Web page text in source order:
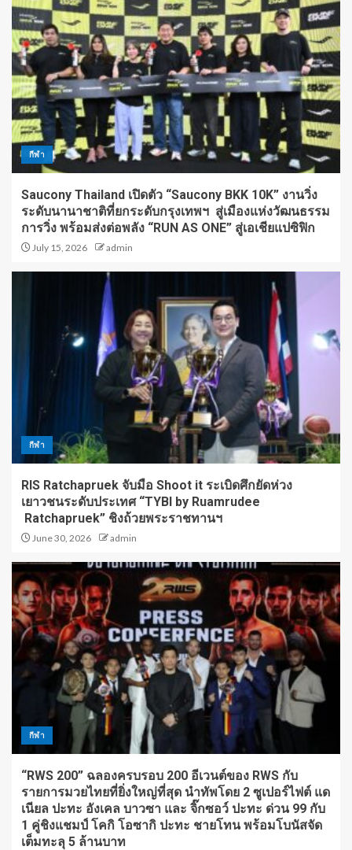
กีฬา
Saucony Thailand เปิดตัว “Saucony BKK 10K” งานวิ่ง
ระดับนานาชาติที่ยกระดับกรุงเทพฯ สู่เมืองแห่งวัฒนธรรม
การวิ่ง พร้อมส่งต่อพลัง “RUN AS ONE” สู่เอเชียแปซิฟิก
July 15, 2026 admin
กีฬา
RIS Ratchapruek จับมือ Shoot it ระเบิดศึกยัดห่วง
เยาวชนระดับประเทศ “TYBI by Ruamrudee
Ratchapruek” ชิงถ้วยพระราชทานฯ
June 30, 2026 admin
กีฬา
“RWS 200” ฉลองครบรอบ 200 อีเวนต์ของ RWS กับ
รายการมวยไทยที่ยิ่งใหญ่ที่สุด นำทัพโดย 2 ซูเปอร์ไฟต์ แด
เนียล ปะทะ อังเคล บาวซา และ จิ๊กซอว์ ปะทะ ด่วน 99 กับ
1 คู่ชิงแชมป์ โคกิ โอซากิ ปะทะ ชายโทน พร้อมโบนัสจัด
เต็มทะลุ 5 ล้านบาท